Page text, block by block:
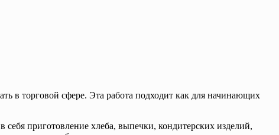
в торговой сфере. Эта работа подходит как для начинающих
приготовление хлеба, выпечки, кондитерских изделий,